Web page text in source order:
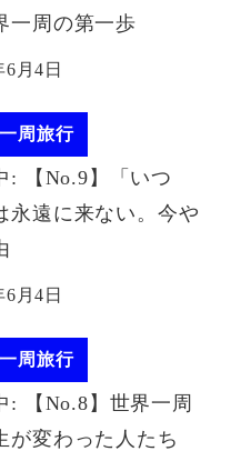
一周の第一歩
6月4日
周旅行
: 【No.9】「いつ
永遠に来ない。今や
6月4日
周旅行
: 【No.8】世界一周
が変わった人たち